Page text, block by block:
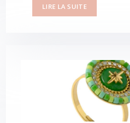
LIRE LA SUITE